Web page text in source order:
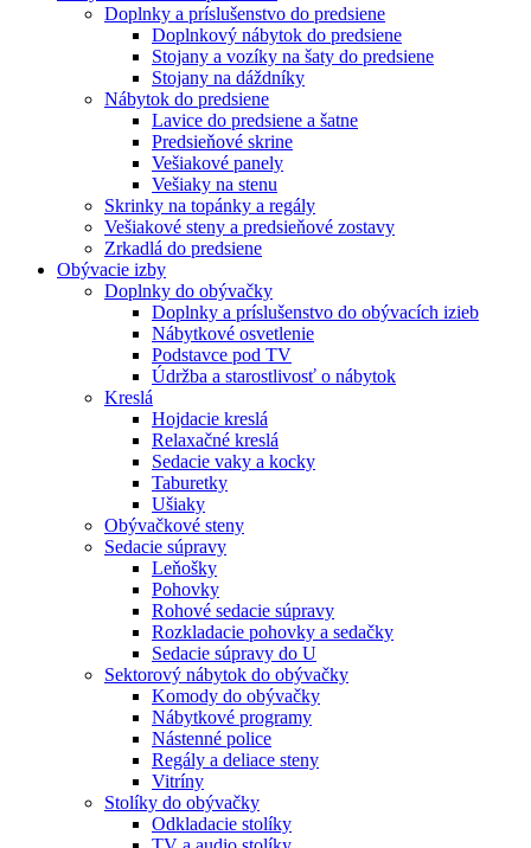
Doplnky a príslušenstvo do predsiene
Doplnkový nábytok do predsiene
Stojany a vozíky na šaty do predsiene
Stojany na dáždníky
Nábytok do predsiene
Lavice do predsiene a šatne
Predsieňové skrine
Vešiakové panely
Vešiaky na stenu
Skrinky na topánky a regály
Vešiakové steny a predsieňové zostavy
Zrkadlá do predsiene
Obývacie izby
Doplnky do obývačky
Doplnky a príslušenstvo do obývacích izieb
Nábytkové osvetlenie
Podstavce pod TV
Údržba a starostlivosť o nábytok
Kreslá
Hojdacie kreslá
Relaxačné kreslá
Sedacie vaky a kocky
Taburetky
Ušiaky
Obývačkové steny
Sedacie súpravy
Leňošky
Pohovky
Rohové sedacie súpravy
Rozkladacie pohovky a sedačky
Sedacie súpravy do U
Sektorový nábytok do obývačky
Komody do obývačky
Nábytkové programy
Nástenné police
Regály a deliace steny
Vitríny
Stolíky do obývačky
Odkladacie stolíky